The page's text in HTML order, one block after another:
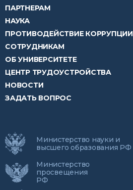
ПАРТНЕРАМ
НАУКА
ПРОТИВОДЕЙСТВИЕ КОРРУПЦИИ
СОТРУДНИКАМ
ОБ УНИВЕРСИТЕТЕ
ЦЕНТР ТРУДОУСТРОЙСТВА
НОВОСТИ
ЗАДАТЬ ВОПРОС
Министерство науки и
высшего образования РФ
Министерство
просвещения
РФ